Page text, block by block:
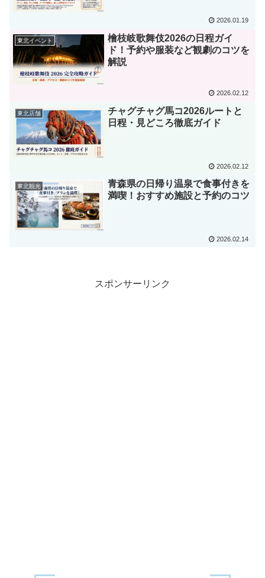
2026.01.19
東北イベント
檜枝岐歌舞伎2026の日程ガイ
ド！予約や服装など観劇のコツを
解説
2026.02.12
東北店舗
チャグチャグ馬コ2026ルートと
日程・見どころ徹底ガイド
2026.02.12
東北観光
青森県の日帰り温泉で食事付きを
満喫！おすすめ施設と予約のコツ
2026.02.14
スポンサーリンク